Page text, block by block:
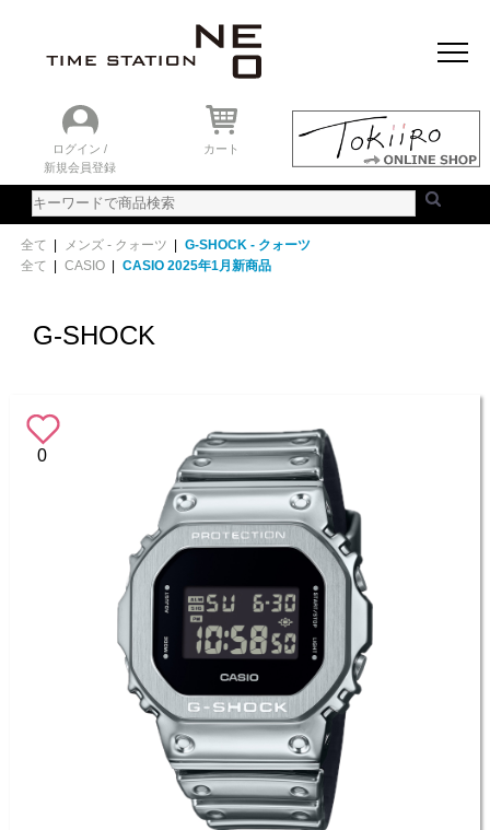
ログイン /
新規会員登録
カート
全て | メンズ - クォーツ | G-SHOCK - クォーツ
全て | CASIO | CASIO 2025年1月新商品
G-SHOCK
0
おすすめアイテム
ニュース＆トピック
時計を探す
ランキング
ご利用ガイド